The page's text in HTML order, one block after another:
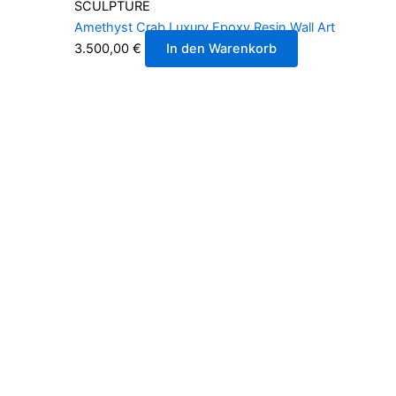
SCULPTURE
Amethyst Crab Luxury Epoxy Resin Wall Art
3.500,00 € In den Warenkorb